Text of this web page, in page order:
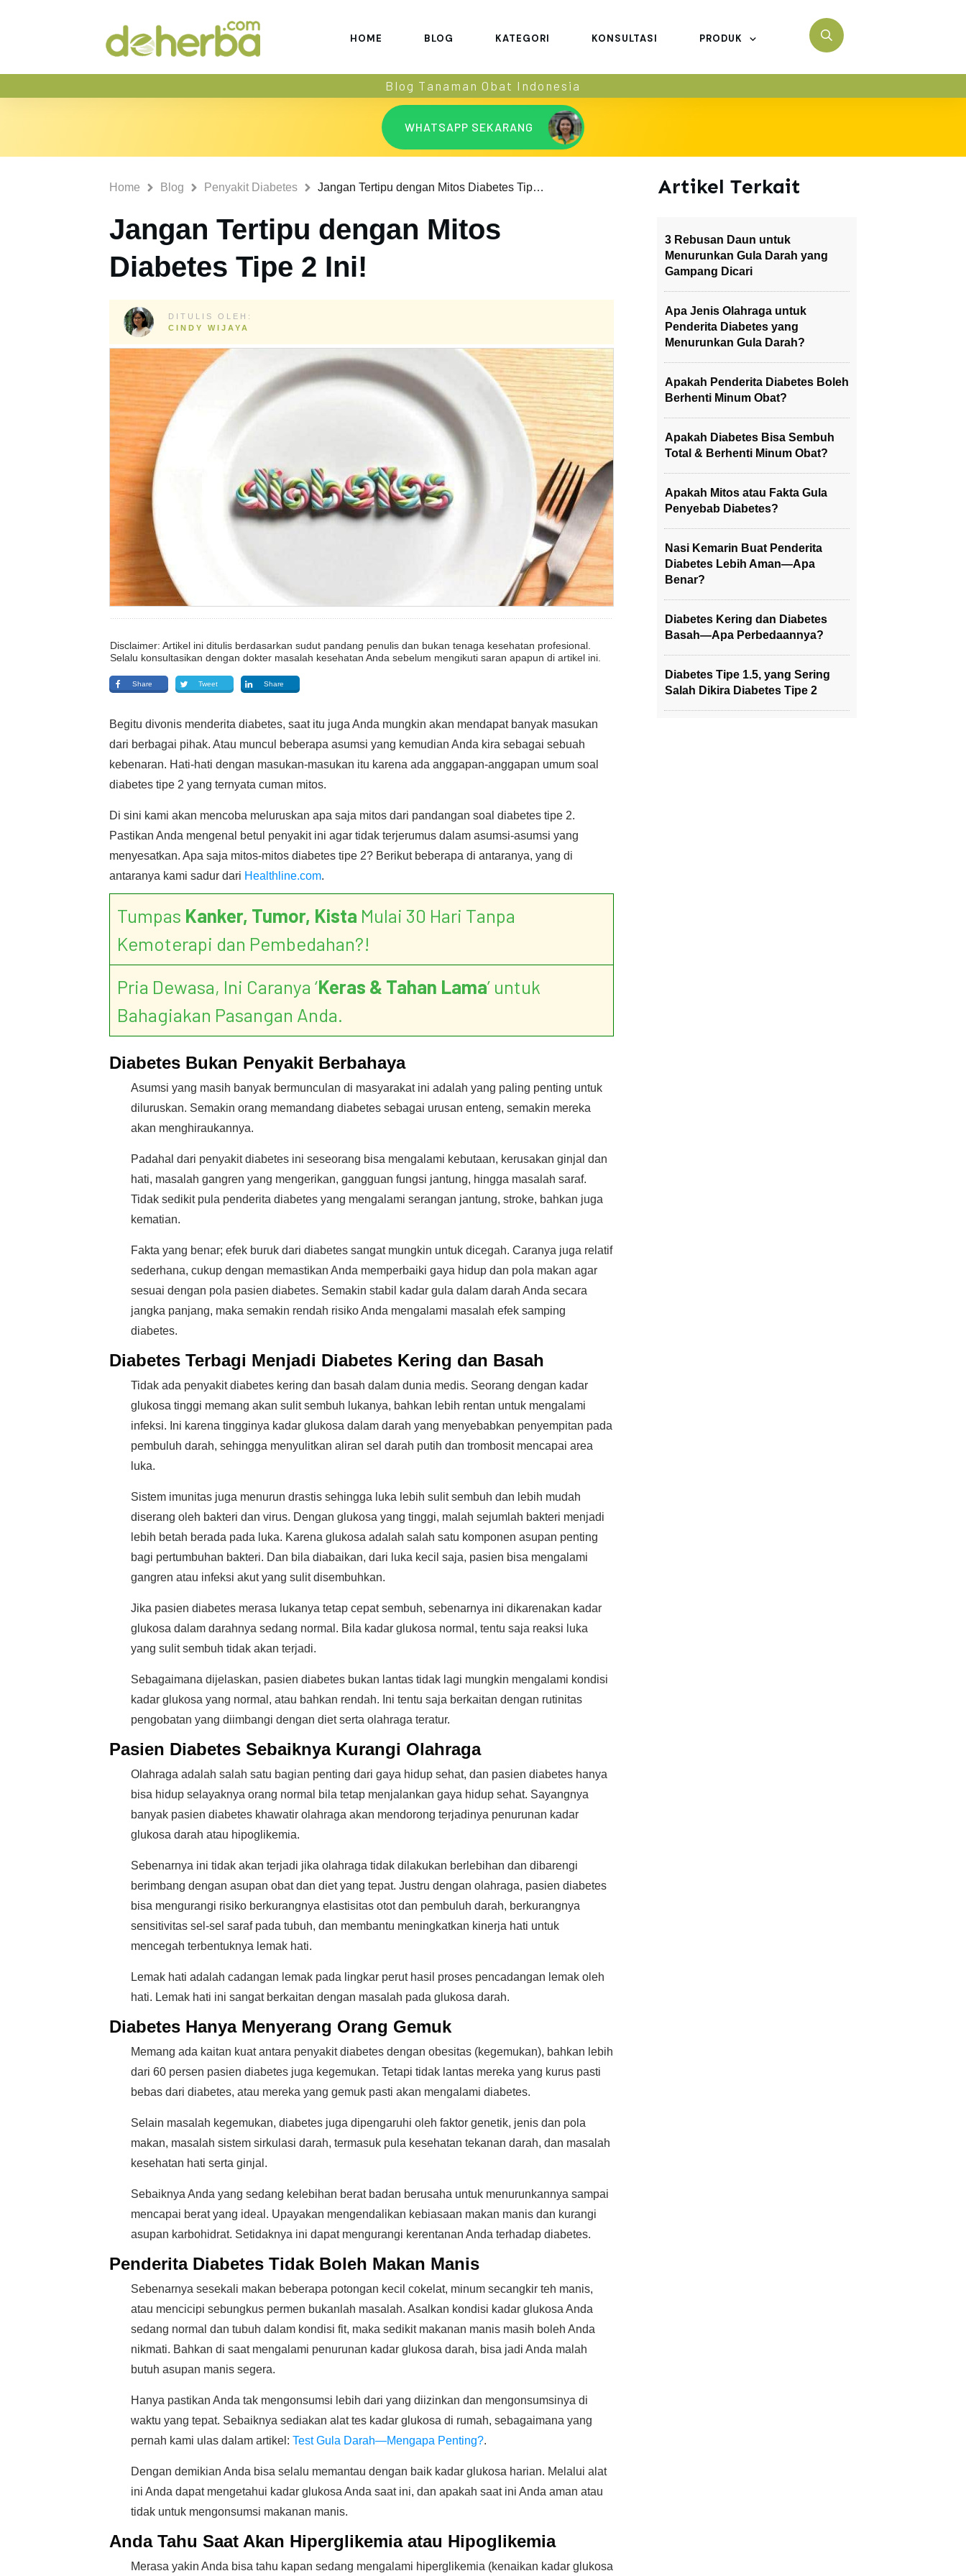
HOME BLOG KATEGORI KONSULTASI PRODUK
Blog Tanaman Obat Indonesia
WHATSAPP SEKARANG
Home Blog Penyakit Diabetes Jangan Tertipu dengan Mitos Diabetes Tipe 2 Ini!
Jangan Tertipu dengan Mitos
Diabetes Tipe 2 Ini!
DITULIS OLEH:
CINDY WIJAYA
Disclaimer: Artikel ini ditulis berdasarkan sudut pandang penulis dan bukan tenaga kesehatan profesional.
Selalu konsultasikan dengan dokter masalah kesehatan Anda sebelum mengikuti saran apapun di artikel ini.
Share Tweet Share
Begitu divonis menderita diabetes, saat itu juga Anda mungkin akan mendapat banyak masukan
dari berbagai pihak. Atau muncul beberapa asumsi yang kemudian Anda kira sebagai sebuah
kebenaran. Hati-hati dengan masukan-masukan itu karena ada anggapan-anggapan umum soal
diabetes tipe 2 yang ternyata cuman mitos.
Di sini kami akan mencoba meluruskan apa saja mitos dari pandangan soal diabetes tipe 2.
Pastikan Anda mengenal betul penyakit ini agar tidak terjerumus dalam asumsi-asumsi yang
menyesatkan. Apa saja mitos-mitos diabetes tipe 2? Berikut beberapa di antaranya, yang di
antaranya kami sadur dari Healthline.com.
Tumpas Kanker, Tumor, Kista Mulai 30 Hari Tanpa
Kemoterapi dan Pembedahan?!
Pria Dewasa, Ini Caranya ‘Keras & Tahan Lama’ untuk
Bahagiakan Pasangan Anda.
Diabetes Bukan Penyakit Berbahaya
Asumsi yang masih banyak bermunculan di masyarakat ini adalah yang paling penting untuk
diluruskan. Semakin orang memandang diabetes sebagai urusan enteng, semakin mereka
akan menghiraukannya.
Padahal dari penyakit diabetes ini seseorang bisa mengalami kebutaan, kerusakan ginjal dan
hati, masalah gangren yang mengerikan, gangguan fungsi jantung, hingga masalah saraf.
Tidak sedikit pula penderita diabetes yang mengalami serangan jantung, stroke, bahkan juga
kematian.
Fakta yang benar; efek buruk dari diabetes sangat mungkin untuk dicegah. Caranya juga relatif
sederhana, cukup dengan memastikan Anda memperbaiki gaya hidup dan pola makan agar
sesuai dengan pola pasien diabetes. Semakin stabil kadar gula dalam darah Anda secara
jangka panjang, maka semakin rendah risiko Anda mengalami masalah efek samping
diabetes.
Diabetes Terbagi Menjadi Diabetes Kering dan Basah
Tidak ada penyakit diabetes kering dan basah dalam dunia medis. Seorang dengan kadar
glukosa tinggi memang akan sulit sembuh lukanya, bahkan lebih rentan untuk mengalami
infeksi. Ini karena tingginya kadar glukosa dalam darah yang menyebabkan penyempitan pada
pembuluh darah, sehingga menyulitkan aliran sel darah putih dan trombosit mencapai area
luka.
Sistem imunitas juga menurun drastis sehingga luka lebih sulit sembuh dan lebih mudah
diserang oleh bakteri dan virus. Dengan glukosa yang tinggi, malah sejumlah bakteri menjadi
lebih betah berada pada luka. Karena glukosa adalah salah satu komponen asupan penting
bagi pertumbuhan bakteri. Dan bila diabaikan, dari luka kecil saja, pasien bisa mengalami
gangren atau infeksi akut yang sulit disembuhkan.
Jika pasien diabetes merasa lukanya tetap cepat sembuh, sebenarnya ini dikarenakan kadar
glukosa dalam darahnya sedang normal. Bila kadar glukosa normal, tentu saja reaksi luka
yang sulit sembuh tidak akan terjadi.
Sebagaimana dijelaskan, pasien diabetes bukan lantas tidak lagi mungkin mengalami kondisi
kadar glukosa yang normal, atau bahkan rendah. Ini tentu saja berkaitan dengan rutinitas
pengobatan yang diimbangi dengan diet serta olahraga teratur.
Pasien Diabetes Sebaiknya Kurangi Olahraga
Olahraga adalah salah satu bagian penting dari gaya hidup sehat, dan pasien diabetes hanya
bisa hidup selayaknya orang normal bila tetap menjalankan gaya hidup sehat. Sayangnya
banyak pasien diabetes khawatir olahraga akan mendorong terjadinya penurunan kadar
glukosa darah atau hipoglikemia.
Sebenarnya ini tidak akan terjadi jika olahraga tidak dilakukan berlebihan dan dibarengi
berimbang dengan asupan obat dan diet yang tepat. Justru dengan olahraga, pasien diabetes
bisa mengurangi risiko berkurangnya elastisitas otot dan pembuluh darah, berkurangnya
sensitivitas sel-sel saraf pada tubuh, dan membantu meningkatkan kinerja hati untuk
mencegah terbentuknya lemak hati.
Lemak hati adalah cadangan lemak pada lingkar perut hasil proses pencadangan lemak oleh
hati. Lemak hati ini sangat berkaitan dengan masalah pada glukosa darah.
Diabetes Hanya Menyerang Orang Gemuk
Memang ada kaitan kuat antara penyakit diabetes dengan obesitas (kegemukan), bahkan lebih
dari 60 persen pasien diabetes juga kegemukan. Tetapi tidak lantas mereka yang kurus pasti
bebas dari diabetes, atau mereka yang gemuk pasti akan mengalami diabetes.
Selain masalah kegemukan, diabetes juga dipengaruhi oleh faktor genetik, jenis dan pola
makan, masalah sistem sirkulasi darah, termasuk pula kesehatan tekanan darah, dan masalah
kesehatan hati serta ginjal.
Sebaiknya Anda yang sedang kelebihan berat badan berusaha untuk menurunkannya sampai
mencapai berat yang ideal. Upayakan mengendalikan kebiasaan makan manis dan kurangi
asupan karbohidrat. Setidaknya ini dapat mengurangi kerentanan Anda terhadap diabetes.
Penderita Diabetes Tidak Boleh Makan Manis
Sebenarnya sesekali makan beberapa potongan kecil cokelat, minum secangkir teh manis,
atau mencicipi sebungkus permen bukanlah masalah. Asalkan kondisi kadar glukosa Anda
sedang normal dan tubuh dalam kondisi fit, maka sedikit makanan manis masih boleh Anda
nikmati. Bahkan di saat mengalami penurunan kadar glukosa darah, bisa jadi Anda malah
butuh asupan manis segera.
Hanya pastikan Anda tak mengonsumsi lebih dari yang diizinkan dan mengonsumsinya di
waktu yang tepat. Sebaiknya sediakan alat tes kadar glukosa di rumah, sebagaimana yang
pernah kami ulas dalam artikel: Test Gula Darah—Mengapa Penting?.
Dengan demikian Anda bisa selalu memantau dengan baik kadar glukosa harian. Melalui alat
ini Anda dapat mengetahui kadar glukosa Anda saat ini, dan apakah saat ini Anda aman atau
tidak untuk mengonsumsi makanan manis.
Anda Tahu Saat Akan Hiperglikemia atau Hipoglikemia
Merasa yakin Anda bisa tahu kapan sedang mengalami hiperglikemia (kenaikan kadar glukosa
Artikel Terkait
3 Rebusan Daun untuk
Menurunkan Gula Darah yang
Gampang Dicari
Apa Jenis Olahraga untuk
Penderita Diabetes yang
Menurunkan Gula Darah?
Apakah Penderita Diabetes Boleh
Berhenti Minum Obat?
Apakah Diabetes Bisa Sembuh
Total & Berhenti Minum Obat?
Apakah Mitos atau Fakta Gula
Penyebab Diabetes?
Nasi Kemarin Buat Penderita
Diabetes Lebih Aman—Apa
Benar?
Diabetes Kering dan Diabetes
Basah—Apa Perbedaannya?
Diabetes Tipe 1.5, yang Sering
Salah Dikira Diabetes Tipe 2